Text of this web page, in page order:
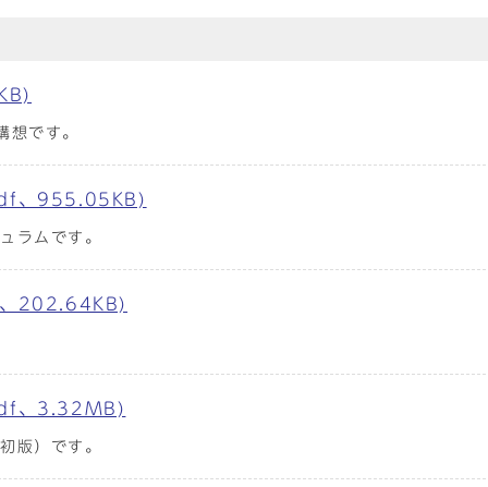
想です。
、955.05KB)
ラムです。
、202.64KB)
、3.32MB)
版）です。